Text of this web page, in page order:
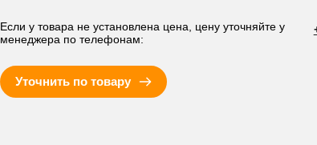
Если у товара не установлена цена, цену уточняйте у
менеджера по телефонам:
Уточнить по товару